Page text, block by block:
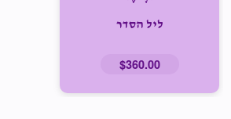
ליל הסדר
$360.00